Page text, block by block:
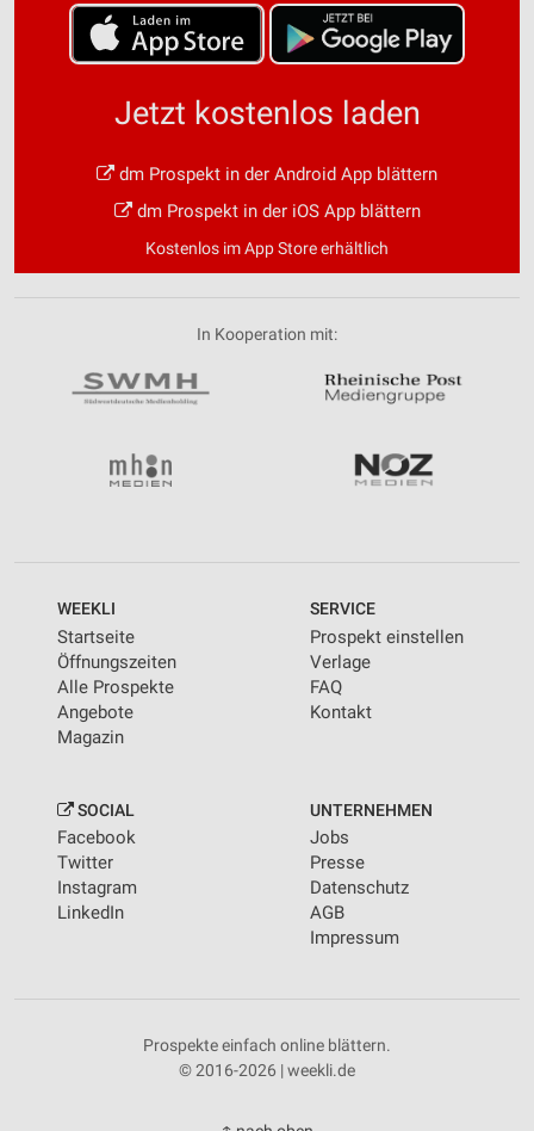
Jetzt kostenlos laden
dm Prospekt in der Android App blättern
dm Prospekt in der iOS App blättern
Kostenlos im App Store erhältlich
In Kooperation mit:
WEEKLI
Startseite
Öffnungszeiten
Alle Prospekte
Angebote
Magazin
SERVICE
Prospekt einstellen
Verlage
FAQ
Kontakt
SOCIAL
Facebook
Twitter
Instagram
LinkedIn
UNTERNEHMEN
Jobs
Presse
Datenschutz
AGB
Impressum
Prospekte einfach online blättern.
© 2016-2026 | weekli.de